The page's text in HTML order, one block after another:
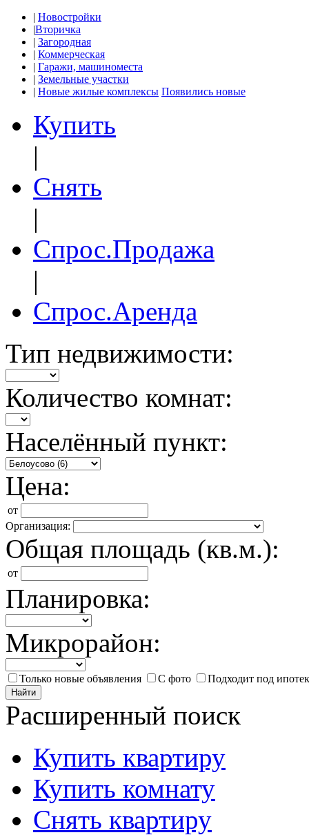
| Новостройки
|Вторичка
| Загородная
| Коммерческая
| Гаражи, машиноместа
| Земельные участки
| Новые жилые комплексы Появились новые
Купить
|
Снять
|
Спрос.Продажа
|
Спрос.Аренда
Тип недвижимости:
Количество комнат:
Населённый пункт:
Цена:
от
Организация:
Общая площадь (кв.м.):
от
Планировка:
Микрорайон:
Только новые объявления С фото Подходит под
Найти
Расширенный поиск
Купить квартиру
Купить комнату
Снять квартиру